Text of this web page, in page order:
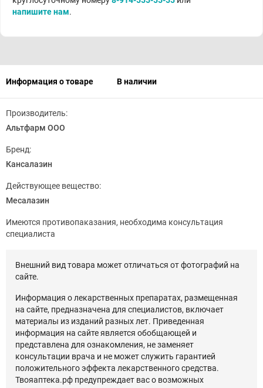
напишите нам.
Информация о товаре В наличии
Производитель:
Альтфарм ООО
Бренд:
Кансалазин
Действующее вещество:
Месалазин
Имеются противопаказания, необходима консультация
специалиста
Внешний вид товара может отличаться от фотографий на
сайте.
Информация о лекарственных препаратах, размещенная
на сайте, предназначена для специалистов, включает
материалы из изданий разных лет. Приведенная
информация на сайте является обобщающей и
представлена для ознакомления, не заменяет
консультации врача и не может служить гарантией
положительного эффекта лекарственного средства.
Твояаптека.рф предупреждает вас о возможных